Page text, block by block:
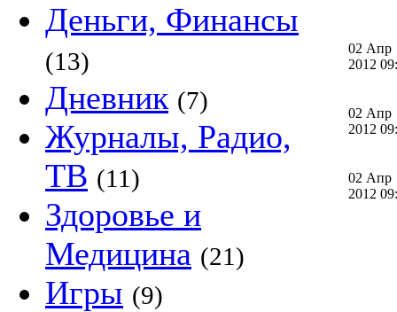
Деньги, Финансы
(13)
Дневник (7)
Журналы, Радио,
ТВ (11)
Здоровье и
Медицина (21)
Игры (9)
02 Апр
2012
02 Апр
2012
02 Апр
2012